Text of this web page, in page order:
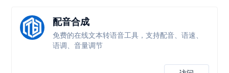
配音合成
免费的在线文本转语音工具，支持配音、语速、
语调、音量调节